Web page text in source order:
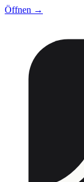
Öffnen →